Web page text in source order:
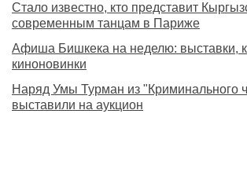
Стало известно, кто представит
современным танцам в Париже
Афиша Бишкека на неделю: выставки,
киноновинки
Наряд Умы Турман из "Криминального
выставили на аукцион